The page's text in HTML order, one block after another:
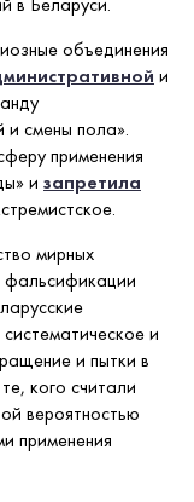
объединения
и
и смены пола».
применения
и запретила
мирных
фальсификации
систематическое и
и пытки в
кого считали
вероятностью
применения